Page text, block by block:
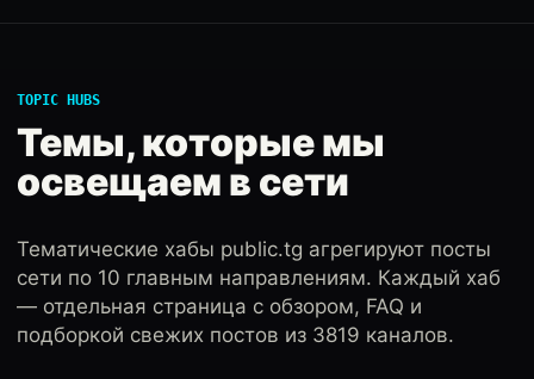
TOPIC HUBS
Темы, которые мы
освещаем в сети
Тематические хабы public.tg агрегируют посты
сети по 10 главным направлениям. Каждый хаб
— отдельная страница с обзором, FAQ и
подборкой свежих постов из 3819 каналов.